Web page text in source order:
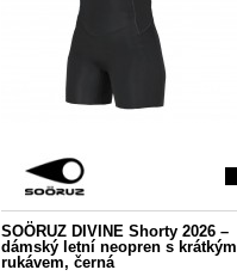
SOÖRUZ DIVINE Shorty 2026 –
dámský letní neopren s krátkým
rukávem, černá